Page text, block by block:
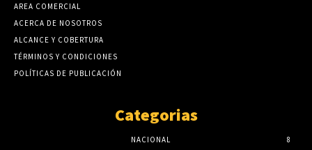
AREA COMERCIAL
ACERCA DE NOSOTROS
ALCANCE Y COBERTURA
TÉRMINOS Y CONDICIONES
POLÍTICAS DE PUBLICACIÓN
Categorias
NACIONAL 8